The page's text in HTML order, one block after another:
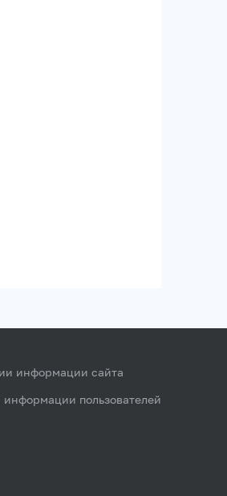
информации сайта
пользователей